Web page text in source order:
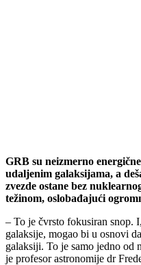
GRB su neizmerno
udaljenim galaksijama, a
zvezde ostane bez
težinom, oslobađajući
– To je čvrsto fokusiran snop.
galaksije, mogao bi u osnovi
galaksiji. To je samo jedno od
je profesor astronomije dr